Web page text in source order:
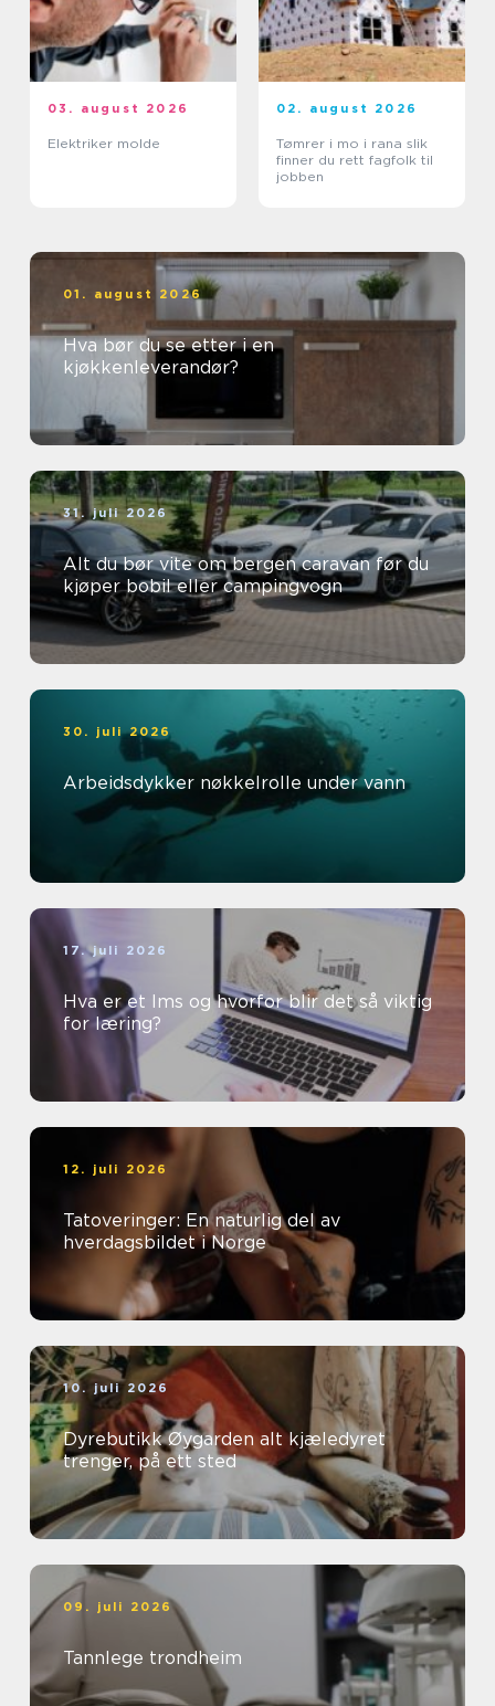
03. august 2026
Elektriker molde
02. august 2026
Tømrer i mo i rana slik
finner du rett fagfolk til
jobben
01. august 2026
Hva bør du se etter i en
kjøkkenleverandør?
31. juli 2026
Alt du bør vite om bergen caravan før du
kjøper bobil eller campingvogn
30. juli 2026
Arbeidsdykker nøkkelrolle under vann
17. juli 2026
Hva er et lms og hvorfor blir det så viktig
for læring?
12. juli 2026
Tatoveringer: En naturlig del av
hverdagsbildet i Norge
10. juli 2026
Dyrebutikk Øygarden alt kjæledyret
trenger, på ett sted
09. juli 2026
Tannlege trondheim